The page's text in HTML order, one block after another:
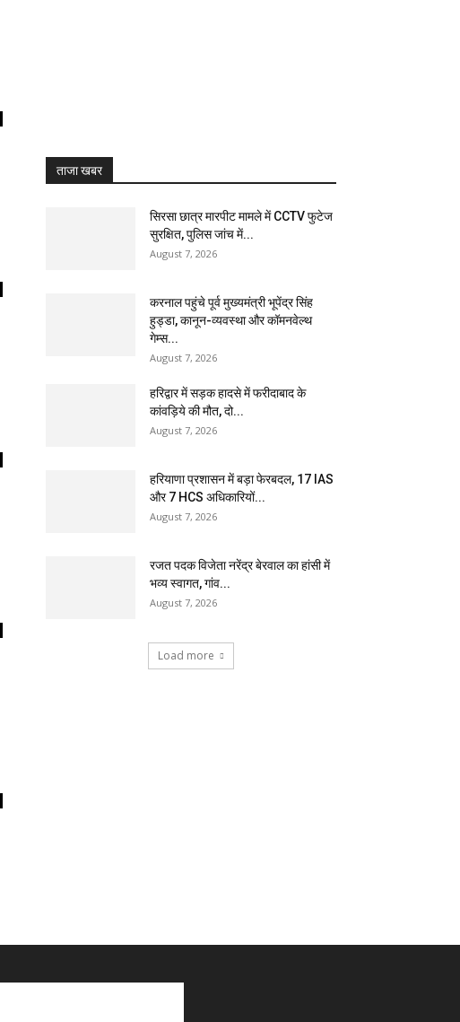
ताजा खबर
सिरसा छात्र मारपीट मामले में CCTV फुटेज
सुरक्षित, पुलिस जांच में...
August 7, 2026
करनाल पहुंचे पूर्व मुख्यमंत्री भूपेंद्र सिंह
हुड्डा, कानून-व्यवस्था और कॉमनवेल्थ
गेम्स...
August 7, 2026
हरिद्वार में सड़क हादसे में फरीदाबाद के
कांवड़िये की मौत, दो...
August 7, 2026
हरियाणा प्रशासन में बड़ा फेरबदल, 17 IAS
और 7 HCS अधिकारियों...
August 7, 2026
रजत पदक विजेता नरेंद्र बेरवाल का हांसी में
भव्य स्वागत, गांव...
August 7, 2026
Load more